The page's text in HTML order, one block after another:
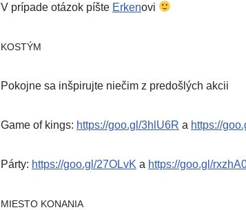
V prí­pa­de otá­zok píš­te Erkenovi
KOSTÝM
Pokojne sa inšpi­ruj­te nie­čim z pre­doš­lých akcii
Game of kings: https://​goo​.gl/​3​h​l​U6R a https://​
Párty: https://​goo​.gl/​2​7​O​LvK a https://​goo​.gl/​
MIESTO KONANIA